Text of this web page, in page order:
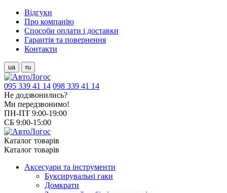
Відгуки
Про компанію
Способи оплати і доставки
Гарантія та повернення
Контакти
ua ru
095 339 41 14 098 339 41 14
Не додзвонились?
Ми передзвонимо!
ПН-ПТ 9:00-19:00
СБ 9:00-15:00
Каталог товарів
Каталог товарів
Аксесуари та інструменти
Буксирувальні гаки
Домкрати